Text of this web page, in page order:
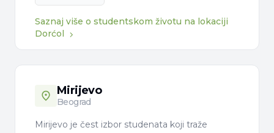
Saznaj više o studentskom životu na lokaciji
Dorćol
Mirijevo
Beograd
Mirijevo je čest izbor studenata koji traže